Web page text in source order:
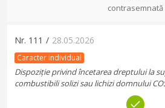
contrasemnată
Nr. 111 / 28.05.2026
Caracter individual
Dispoziție privind încetarea dreptului la
combustibili solizi sau lichizi domnului